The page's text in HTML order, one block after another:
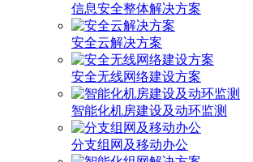
信息安全整体解决方案
安全云解决方案
安全无线网络建设方案
智能化机房建设及动环监测
分支组网及移动办公